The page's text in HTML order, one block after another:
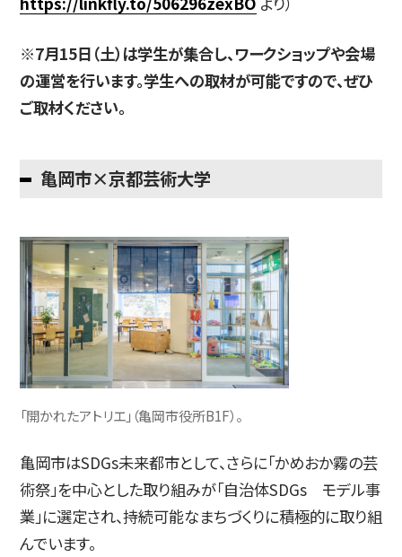
※7月15日（土）は学生が集合し、ワークショップや会場
の運営を行います。学生への取材が可能ですので、ぜひ
ご取材ください。
亀岡市×京都芸術大学
「開かれたアトリエ」（亀岡市役所B1F）。
亀岡市はSDGs未来都市として、さらに「かめおか霧の芸
術祭」を中心とした取り組みが「自治体SDGs モデル事
業」に選定され、持続可能なまちづくりに積極的に取り組
んでいます。